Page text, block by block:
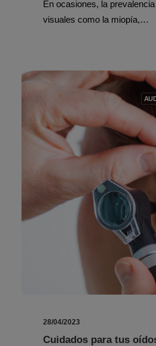
En ocasiones, la
visuales como la miopía,…
28/04/2023
Cuidados para tus